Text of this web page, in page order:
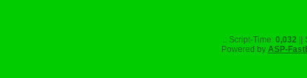
.: Script-Time: 0,032
Powered by ASP-